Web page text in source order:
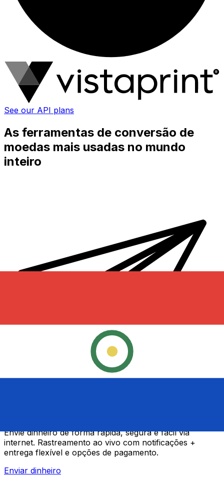
See our API plans
As ferramentas de conversão de
moedas mais usadas no mundo
inteiro
Envie dinheiro de forma rápida, segura e fácil via
internet. Rastreamento ao vivo com notificações +
entrega flexível e opções de pagamento.
Enviar dinheiro